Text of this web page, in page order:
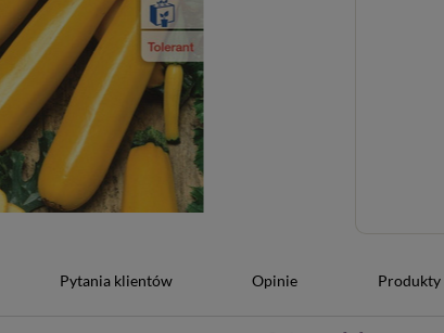
Pytania klientów Opinie Produkty